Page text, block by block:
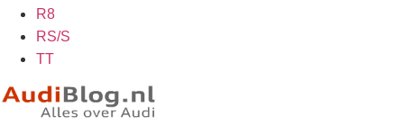
R8
RS/S
TT